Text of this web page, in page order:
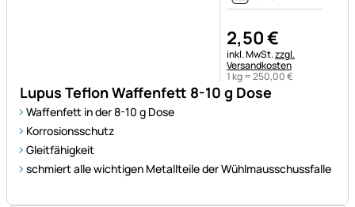
Lupus Teflon Waffenfett 8-10 g Dose
Waffenfett in der 8-10 g Dose
Korrosionsschutz
Gleitfähigkeit
schmiert alle wichtigen Metallteile der Wühlmausschussfalle
2,50€
Steuerhinweis:
inkl. MwSt.zzgl.
Versandkosten
1 kg =250,00€